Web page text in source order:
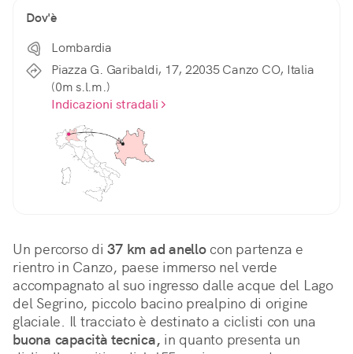
Dov'è
Lombardia
Piazza G. Garibaldi, 17, 22035 Canzo CO, Italia
(0m s.l.m.)
Indicazioni stradali
Un percorso di 37 km ad anello con partenza e
rientro in Canzo, paese immerso nel verde
accompagnato al suo ingresso dalle acque del Lago
del Segrino, piccolo bacino prealpino di origine
buona capacità tecnica, in quanto presenta un